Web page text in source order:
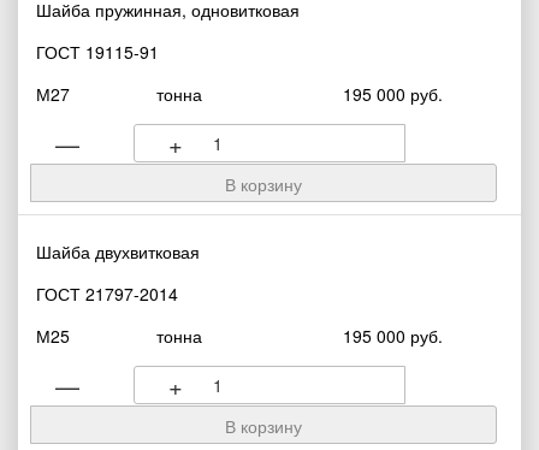
Шайба пружинная, одновитковая
ГОСТ 19115-91
М27
тонна 195 000 руб.
— +
Шайба двухвитковая
ГОСТ 21797-2014
М25
тонна 195 000 руб.
— +